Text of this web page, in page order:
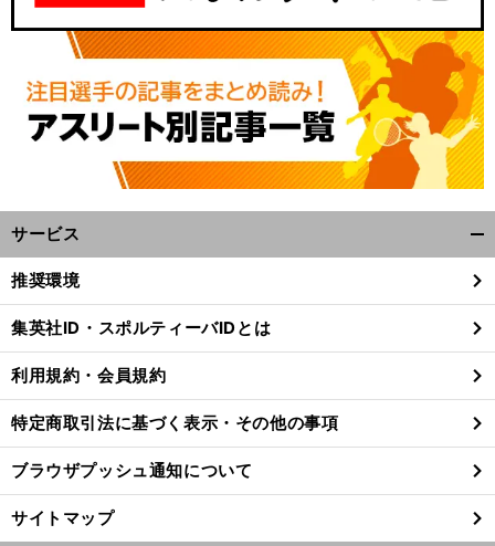
サービス
閉
る
推奨環境
集英社ID・スポルティーバIDとは
利用規約・会員規約
特定商取引法に基づく表示・その他の事項
ブラウザプッシュ通知について
サイトマップ